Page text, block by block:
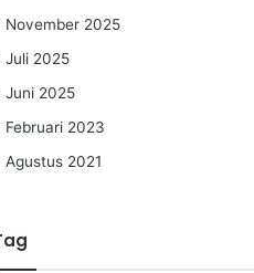
November 2025
Juli 2025
Juni 2025
Februari 2023
Agustus 2021